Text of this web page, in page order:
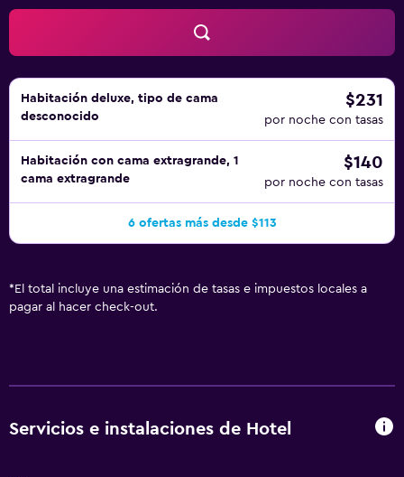
Habitación deluxe, tipo de cama
desconocido
$231
por noche con tasas
Habitación con cama extragrande, 1
cama extragrande
$140
por noche con tasas
6 ofertas más desde $113
* El total incluye una estimación de tasas e impuestos locales a
pagar al hacer check-out.
Servicios e instalaciones de Hotel